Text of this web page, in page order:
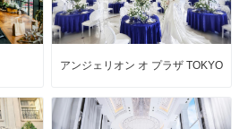
アンジェリオン オ プラザ TOKYO